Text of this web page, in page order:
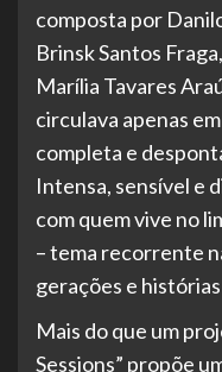
composta por
Brinsk Santos
Marília Tavares
circulava apenas
completa e
Intensa, sensível e
com quem vive no
– tema recorrente
gerações e
Mais do que um
Sessions” propõe